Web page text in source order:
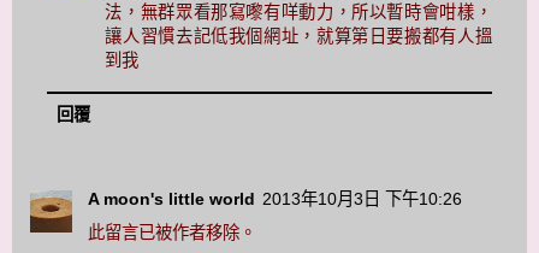
法，無群眾看那寫嚟有咩動力，所以暫時會咁樣，
讓人習慣去記低我個網址，就算第日要搬都有人搵
到我
回覆
A moon's little world 2013年10月3日 下午10:26
此留言已被作者移除。